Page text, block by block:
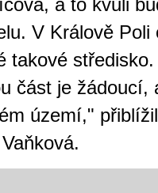
a to kvůli
V Králově Poli
takové
část je žádoucí,
území,"
nabídku her
pro pravidelné